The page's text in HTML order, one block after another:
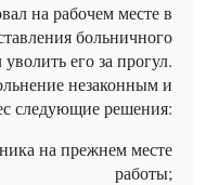
на рабочем месте в
больничного
его за прогул.
незаконным и
следующие решения:
на прежнем месте
работы;